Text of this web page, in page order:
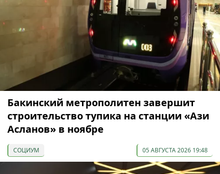
Бакинский метрополитен завершит
строительство тупика на станции «Ази
Асланов» в ноябре
СОЦИУМ 05 АВГУСТА 2026 19:48